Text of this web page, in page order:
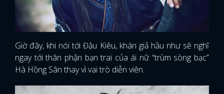
Giờ đây, khi nói tới Đậu Kiêu, khán giả hầu như sẽ nghĩ
ngay tới thân phận bạn trai của ái nữ “trùm sòng bạc”
Hà Hồng Sân thay vì vai trò diễn viên.